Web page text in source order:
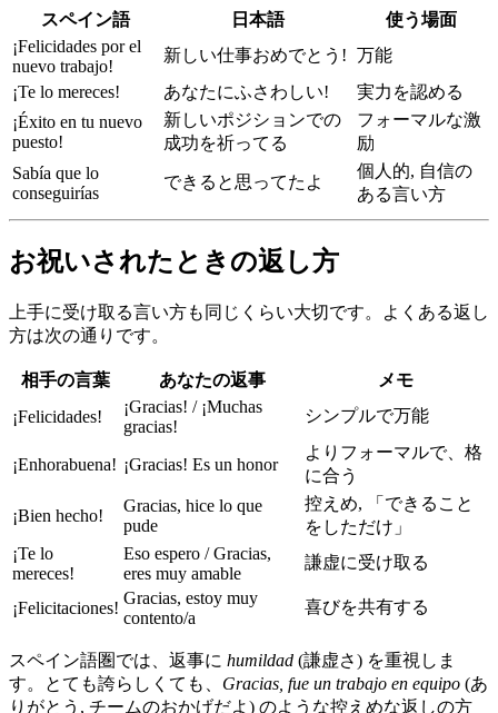
スペイン語 日本語
使う場面
¡Felicidades por el
nuevo trabajo!
新しい仕事おめでとう! 万能
¡Te lo mereces!
あなたにふさわしい!
実力を認める
¡Éxito en tu nuevo
puesto!
新しいポジションでの
成功を祈ってる
フォーマルな激
励
Sabía que lo
conseguirías
できると思ってたよ
個人的, 自信の
ある言い方
お祝いされたときの返し方
上手に受け取る言い方も同じくらい大切です。よくある返し
方は次の通りです。
相手の言葉 あなたの返事
メモ
¡Felicidades!
¡Gracias! / ¡Muchas
gracias!
シンプルで万能
¡Enhorabuena! ¡Gracias! Es un honor
よりフォーマルで、格
に合う
¡Bien hecho!
Gracias, hice lo que
pude
控えめ, 「できること
をしただけ」
¡Te lo
mereces!
Eso espero / Gracias,
eres muy amable
謙虚に受け取る
¡Felicitaciones!
Gracias, estoy muy
contento/a
喜びを共有する
スペイン語圏では、返事に humildad (謙虚さ) を重視しま
す。とても誇らしくても、 Gracias, fue un trabajo en equipo (あ
りがとう, チームのおかげだよ) のような控えめな返しの方